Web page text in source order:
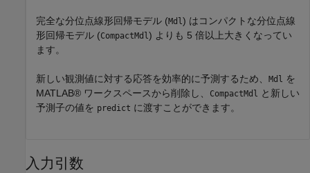
完全な分位点線形回帰モデル (Mdl ) はコンパクトな分位点線
形回帰モデル (CompactMdl ) よりも 5 倍以上大きくなってい
ます。
新しい観測値に対する応答を効率的に予測するため、 Mdl
を
MATLAB® ワークスペースから削除し、
CompactMdl
と新しい
予測子の値を predict に渡すことができます。
入力引数